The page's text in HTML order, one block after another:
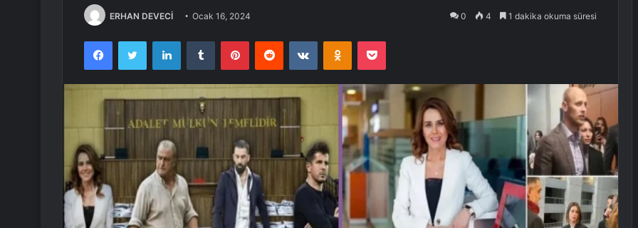
ERHAN DEVECİ Ocak 16, 2024 0 4 1 dakika okuma süresi
FacebookTwitter LinkedInTumblr PinterestReddit VKontakteOdnoklassniki
Pocket